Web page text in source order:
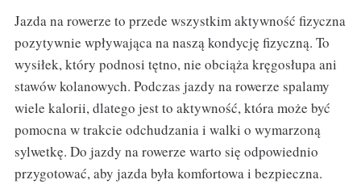
Jazda na rowerze to przede wszystkim aktywność fizyczna
pozytywnie wpływająca na naszą kondycję fizyczną. To
wysiłek, który podnosi tętno, nie obciąża kręgosłupa ani
stawów kolanowych. Podczas jazdy na rowerze spalamy
wiele kalorii, dlatego jest to aktywność, która może być
pomocna w trakcie odchudzania i walki o wymarzoną
sylwetkę. Do jazdy na rowerze warto się odpowiednio
przygotować, aby jazda była komfortowa i bezpieczna.